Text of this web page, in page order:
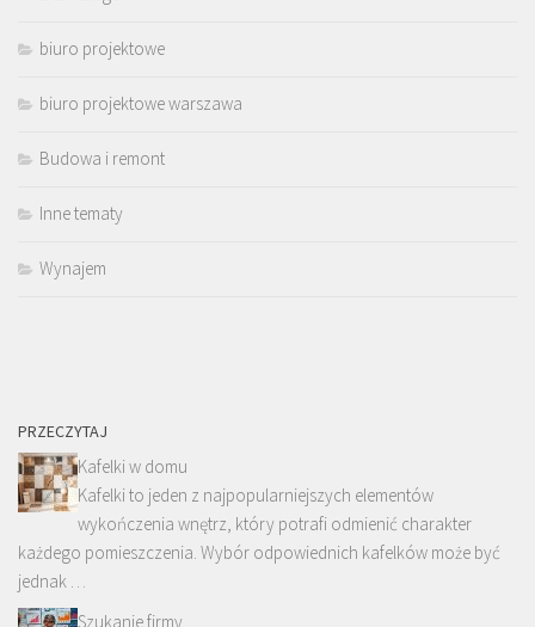
biuro projektowe
biuro projektowe warszawa
Budowa i remont
Inne tematy
Wynajem
PRZECZYTAJ
Kafelki w domu
Kafelki to jeden z najpopularniejszych elementów
wykończenia wnętrz, który potrafi odmienić charakter
każdego pomieszczenia. Wybór odpowiednich kafelków może być
jednak …
Szukanie firmy